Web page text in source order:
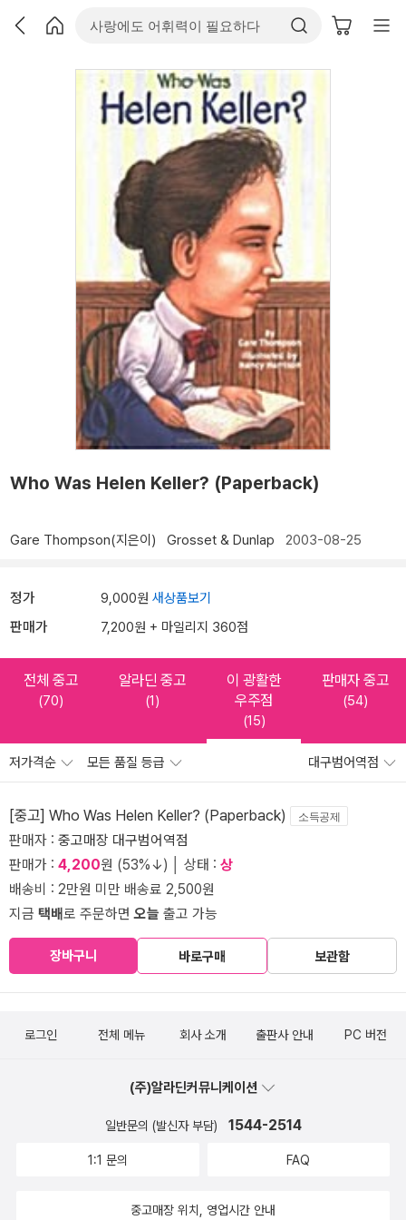
Who Was Helen Keller? (Paperback)
Gare Thompson(지은이) Grosset & Dunlap 2003-08-25
정가 9,000원 새상품보기
판매가 7,200원 + 마일리지 360점
전체 중고
(70)
알라딘 중고
(1)
이 광활한
우주점
(15)
판매자 중고
(54)
저가격순 모든 품질 등급 대구범어역점
[중고] Who Was Helen Keller? (Paperback) 소득공제
판매자 : 중고매장 대구범어역점
판매가 : 4,200원 (53%↓) │ 상태 : 상
배송비 : 2만원 미만 배송료 2,500원
지금 택배로 주문하면오늘 출고 가능
장바구니 바로구매 보관함
로그인 전체 메뉴 회사 소개 출판사 안내 PC 버전
(주)알라딘커뮤니케이션
일반문의 (발신자 부담) 1544-2514
1:1 문의 FAQ
중고매장 위치, 영업시간 안내